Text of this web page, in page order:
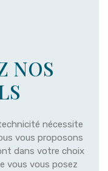
NOS
nécessite
vous proposons
dans votre choix
vous vous posez